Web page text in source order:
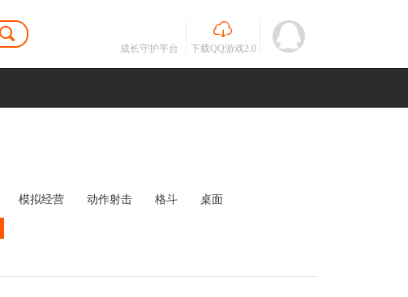
成长守护平台 下载QQ游戏2.0
模拟经营 动作射击 格斗
桌面